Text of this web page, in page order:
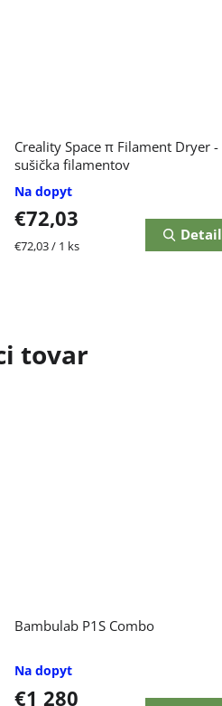
tovar
Bambulab P1S Combo
Na dopyt
€1 280
Creality Space π Filament Dryer -
sušička filamentov
Na dopyt
€72,03
Jednotková
€72,03 / 1 ks
Detail